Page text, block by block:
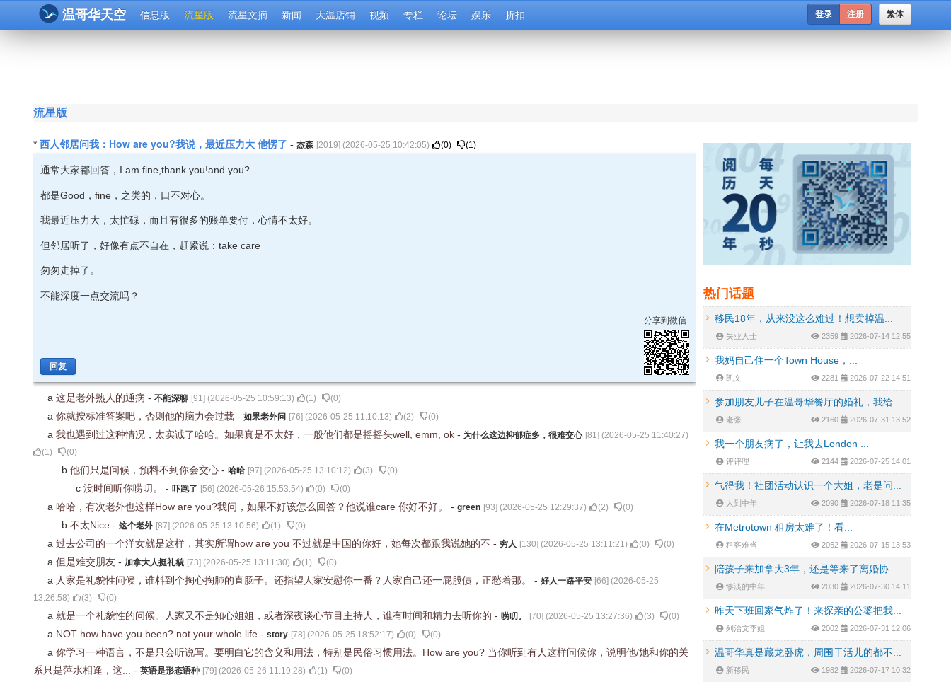
温哥华天空 信息版 流星版 流星文摘 新闻 大温店铺 视频 专栏 论坛 娱乐 折扣 繁体
登录 注册
流星版
* 西人邻居问我：How are you?我说，最近压力大 他愣了 - 杰森 [2019] (2026-05-25 10:42:05) (0) (1)
通常大家都回答，I am fine,thank you!and you?
都是Good，fine，之类的，口不对心。
我最近压力大，太忙碌，而且有很多的账单要付，心情不太好。
但邻居听了，好像有点不自在，赶紧说：take care
匆匆走掉了。
不能深度一点交流吗？
回复
分享到微信
a 这是老外熟人的通病 - 不能深聊 [91] (2026-05-25 10:59:13) (1) (0)
a 你就按标准答案吧，否则他的脑力会过载 - 如果老外问 [76] (2026-05-25 11:10:13) (2) (0)
a 我也遇到过这种情况，太实诚了哈哈。如果真是不太好，一般他们都是摇摇头well, emm, ok - 为什么这边抑郁症多，很难交心 [81] (2026-05-25 11:40:27)
(1) (0)
b 他们只是问候，预料不到你会交心 - 哈哈 [97] (2026-05-25 13:10:12) (3) (0)
c 没时间听你唠叨。 - 吓跑了 [56] (2026-05-26 15:53:54) (0) (0)
a 哈哈，有次老外也这样How are you?我问，如果不好该怎么回答？他说谁care 你好不好。 - green [93] (2026-05-25 12:29:37) (2) (0)
b 不太Nice - 这个老外 [87] (2026-05-25 13:10:56) (1) (0)
a 过去公司的一个洋女就是这样，其实所谓how are you 不过就是中国的你好，她每次都跟我说她的不 - 穷人 [130] (2026-05-25 13:11:21) (0) (0)
a 但是难交朋友 - 加拿大人挺礼貌 [73] (2026-05-25 13:11:30) (1) (0)
a 人家是礼貌性问候，谁料到个掏心掏肺的直肠子。还指望人家安慰你一番？人家自己还一屁股债，正愁着那。 - 好人一路平安 [66] (2026-05-25
13:26:58) (3) (0)
a 就是一个礼貌性的问候。人家又不是知心姐姐，或者深夜谈心节目主持人，谁有时间和精力去听你的 - 唠叨。 [70] (2026-05-25 13:27:36) (3) (0)
a NOT how have you been? not your whole life - story [78] (2026-05-25 18:52:17) (0) (0)
a 你学习一种语言，不是只会听说写。要明白它的含义和用法，特别是民俗习惯用法。How are you? 当你听到有人这样问候你，说明他/她和你的关
系只是萍水相逢，这... - 英语是形态语种 [79] (2026-05-26 11:19:28) (1) (0)
热门话题
移民18年，从来没这么难过！想卖掉温...
失业人士 2359 2026-07-14 12:55
我妈自己住一个Town House，...
凯文 2281 2026-07-22 14:51
参加朋友儿子在温哥华餐厅的婚礼，我给...
老张 2160 2026-07-31 13:52
我一个朋友病了，让我去London ...
评评理 2144 2026-07-25 14:01
气得我！社团活动认识一个大姐，老是问...
人到中年 2090 2026-07-18 11:35
在Metrotown 租房太难了！看...
租客难当 2052 2026-07-15 13:53
陪孩子来加拿大3年，还是等来了离婚协...
惨淡的中年 2030 2026-07-30 14:11
昨天下班回家气炸了！来探亲的公婆把我...
列治文李姐 2002 2026-07-31 12:06
温哥华真是藏龙卧虎，周围干活儿的都不...
新移民 1982 2026-07-17 10:32